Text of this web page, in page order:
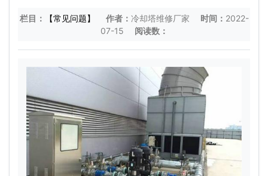
栏目： 【常见问题】 作者： 冷却塔维修厂家 时间： 2022-
07-15
阅读数：